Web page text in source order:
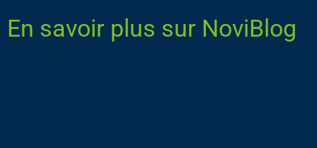
En savoir plus sur NoviBlog